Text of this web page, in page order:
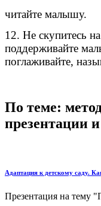
читайте малышу.
12. Не скупитесь
поддерживайте
поглаживайте,
По теме:
презентации
Адаптация к детскому саду.
Презентация на тему